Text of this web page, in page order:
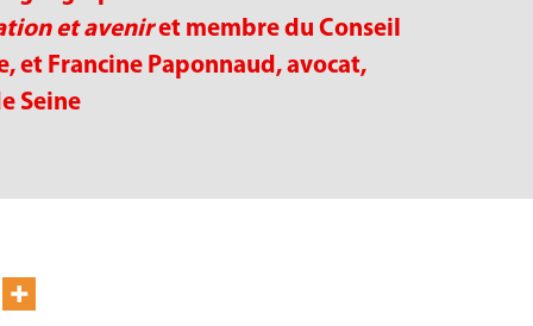
et aveniret membre du Conseil
et Francine Paponnaud, avocat,
Seine